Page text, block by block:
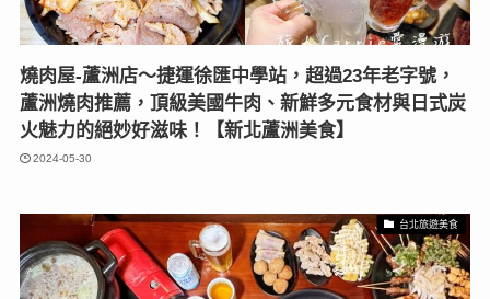
燒肉屋-蘆洲店〜捷運徐匯中學站，超過23年老字號，
蘆洲燒肉推薦，頂級美國牛肉、新鮮多元食材與日式炭
火魅力的絕妙好滋味！【新北蘆洲美食】
2024-05-30
台北旅遊美食